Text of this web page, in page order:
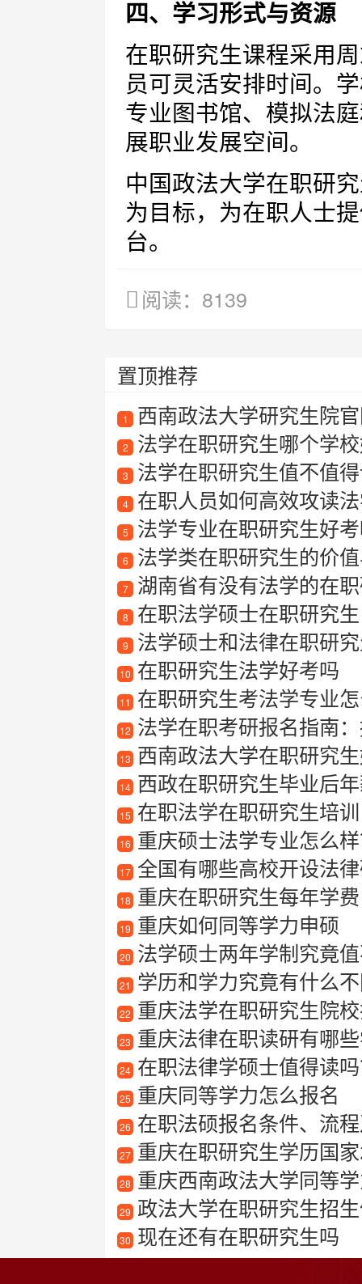
四、学习形式与资源
在职研究生课程采用
员可灵活安排时间。
专业图书馆、模拟法
展职业发展空间。
中国政法大学在职研
为目标，为在职人士
台。
阅读：8139
置顶推荐
1 西南政法大学研究生院
2 法学在职研究生哪个学
3 法学在职研究生值不值
4 在职人员如何高效攻读
5 法学专业在职研究生好
6 法学类在职研究生的价
7 湖南省有没有法学的在
8 在职法学硕士在职研究生
9 法学硕士和法律在职研究
10 在职研究生法学好考吗
11 在职研究生考法学专业
12 法学在职考研报名指南
13 西南政法大学在职研究
14 西政在职研究生毕业后
15 在职法学在职研究生培训
16 重庆硕士法学专业怎么样
17 全国有哪些高校开设法
18 重庆在职研究生每年学费
19 重庆如何同等学力申硕
20 法学硕士两年学制究竟值
21 学历和学力究竟有什么
22 重庆法学在职研究生院
23 重庆法律在职读研有哪些
24 在职法律学硕士值得读
25 重庆同等学力怎么报名
26 在职法硕报名条件、流
27 重庆在职研究生学历国
28 重庆西南政法大学同等
29 政法大学在职研究生招
30 现在还有在职研究生吗